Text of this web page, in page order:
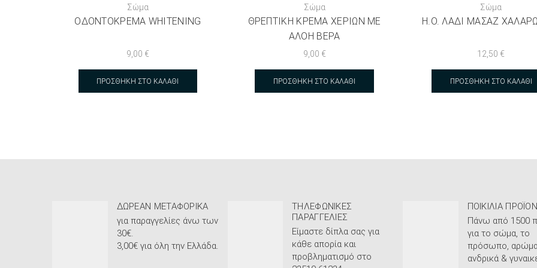
Σώμα
ΟΔΟΝΤΌΚΡΕΜΑ WHITENING
9,00 €
ΠΡΟΣΘΉΚΗ ΣΤΟ ΚΑΛΆΘΙ
Σώμα
ΘΡΕΠΤΙΚΉ ΚΡΈΜΑ ΧΕΡΙΏΝ ΜΕ
ΑΛΌΗ ΒΈΡΑ
9,00 €
ΠΡΟΣΘΉΚΗ ΣΤΟ ΚΑΛΆΘΙ
Σώμα
H.O. ΛΆΔΙ ΜΑΣΆΖ
12,50 €
ΠΡΟΣΘΉΚΗ ΣΤΟ ΚΑΛΆΘΙ
ΔΩΡΕΆΝ ΜΕΤΑΦΟΡΙΚΆ
για παραγγελίες άνω των
30€.
3,00€ για όλη την Ελλάδα.
ΤΗΛΕΦΩΝΙΚΈΣ
ΠΑΡΑΓΓΕΛΊΕΣ
Είμαστε δίπλα σας για
κάθε απορία και
προβληματισμό στο
ΠΟΙΚΙΛΊΑ
Πάνω από 1500
για το σώμα, το
πρόσωπο,
ανδρικά &